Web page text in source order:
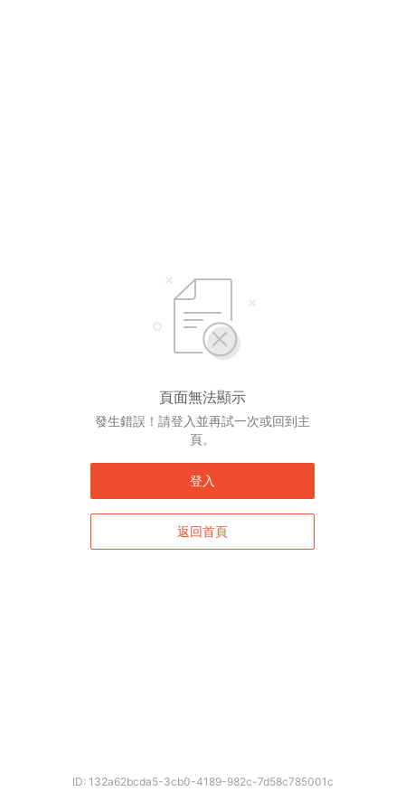
頁面無法顯示
發生錯誤！請登入並再試一次或回到主
頁。
登入
返回首頁
ID: 132a62bcda5-3cb0-4189-982c-7d58c785001c